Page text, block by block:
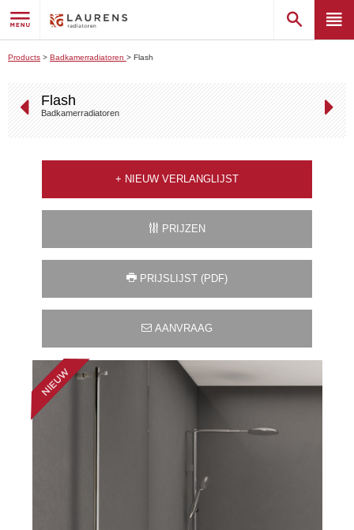
Products > Badkamerradiatoren > Flash
Flash
Badkamerradiatoren
+ NIEUW VERLANGLIJST
PRIJZEN
PRIJSLIJST (PDF)
AANVRAAG